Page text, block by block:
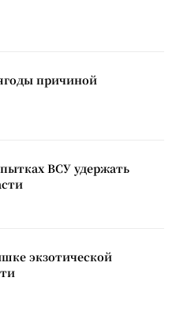
причиной
ВСУ удержать
экзотической